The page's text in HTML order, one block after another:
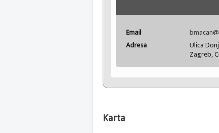
Email
Adresa
Ulica
Zagreb,
Karta